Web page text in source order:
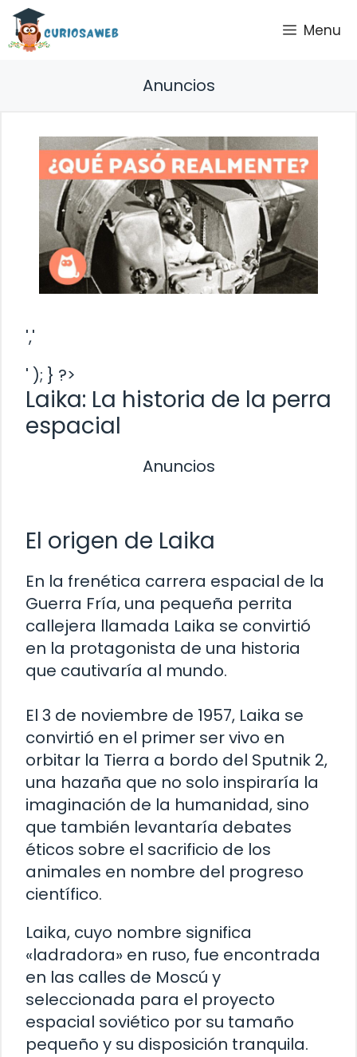
Saltar
contenido
Menu
Anuncios
','
' ); } ?>
Laika: La historia de la perra
espacial
Anuncios
El origen de Laika
En la frenética carrera espacial de la
Guerra Fría, una pequeña perrita
callejera llamada Laika se convirtió
en la protagonista de una historia
que cautivaría al mundo.
El 3 de noviembre de 1957, Laika se
convirtió en el primer ser vivo en
orbitar la Tierra a bordo del Sputnik 2,
una hazaña que no solo inspiraría la
imaginación de la humanidad, sino
que también levantaría debates
éticos sobre el sacrificio de los
animales en nombre del progreso
científico.
Laika, cuyo nombre significa
«ladradora» en ruso, fue encontrada
en las calles de Moscú y
seleccionada para el proyecto
espacial soviético por su tamaño
pequeño y su disposición tranquila.